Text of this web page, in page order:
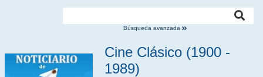
Búsqueda avanzada
Cine Clásico (1900 -
1989)